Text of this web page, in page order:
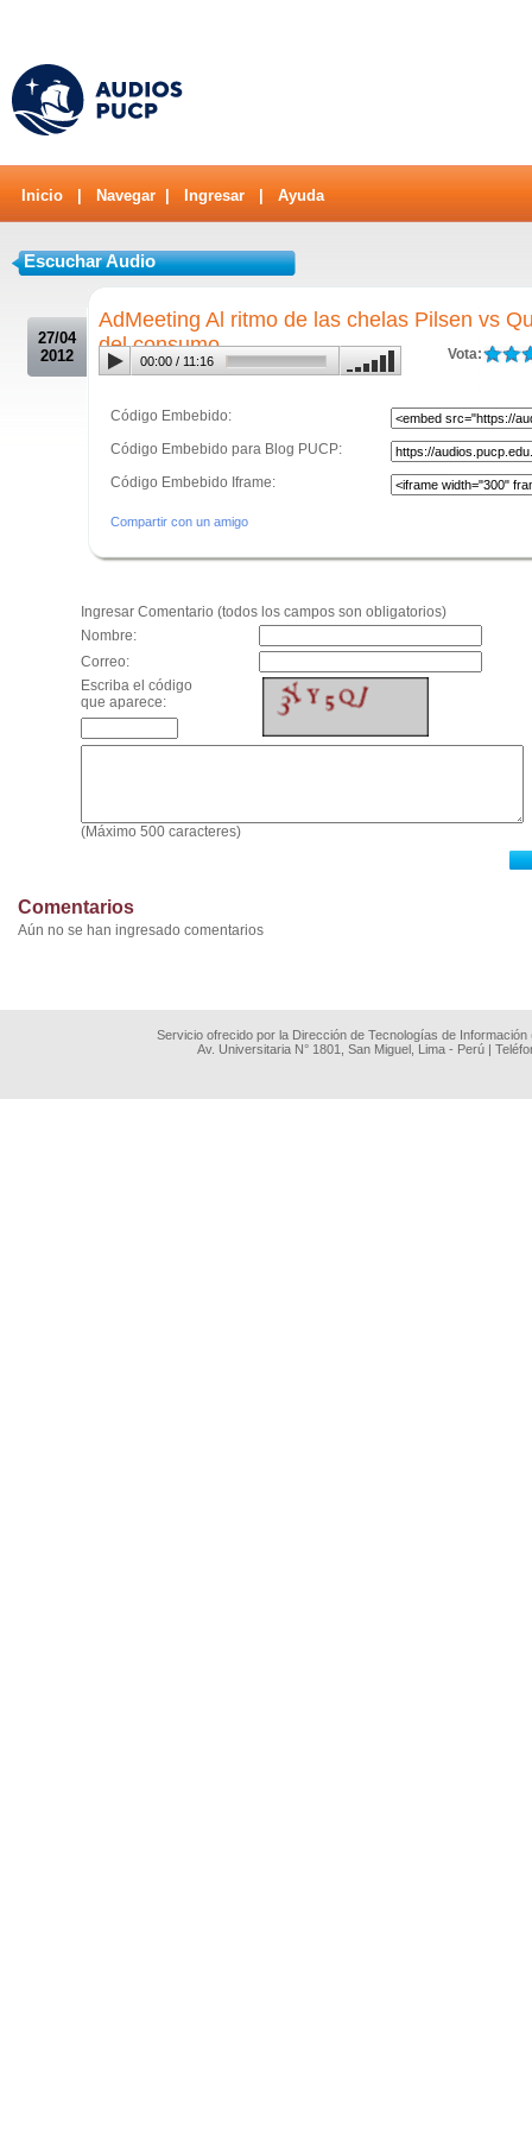
Inicio Navegar Ingresar Ayuda
Escuchar Audio
27/04
2012
AdMeeting Al ritmo de las chelas Pilsen vs
del consumo
Vota:
00:00/ 11:16
Código Embebido:
Código Embebido para Blog PUCP:
Código Embebido Iframe:
Compartir con un amigo
Ingresar Comentario (todos los campos son obligatorios)
Nombre:
Correo:
Escriba el código
que aparece:
(Máximo 500 caracteres)
Comentarios
Aún no se han ingresado comentarios
Servicio ofrecido por la Dirección de Tecnologías de
Av. Universitaria N° 1801, San Miguel, Lima - Perú |